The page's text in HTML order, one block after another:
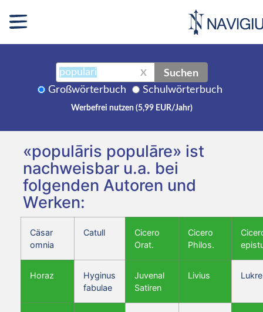
X Suchen
Großwörterbuch Schulwörterbuch
Werbefrei nutzen (5,99 EUR/Jahr)
«populāris populāre» ist
nachweisbar u.a. bei
folgenden Autoren und
Werken:
Cäsar
omnia
Catull
Cicero
Orat.
Cicero
Philos.
Horaz
Hyginus
fabulae
Juvenal
Satiren
Livius